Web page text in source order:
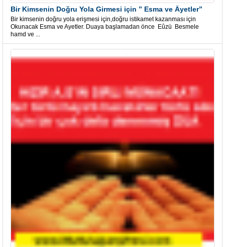
Bir Kimsenin Doğru Yola Girmesi için ” Esma ve Âyetler”
Bir kimsenin doğru yola erişmesi için,doğru istikamet kazanması için
Okunacak Esma ve Ayetler. Duaya başlamadan önce Eûzü Besmele
hamd ve ...